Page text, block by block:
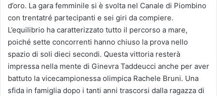
d’oro. La gara femminile si è svolta nel Canale di Piombino
con trentatré partecipanti e sei giri da compiere.
L’equilibrio ha caratterizzato tutto il percorso a mare,
poiché sette concorrenti hanno chiuso la prova nello
spazio di soli dieci secondi. Questa vittoria resterà
impressa nella mente di Ginevra Taddeucci anche per aver
battuto la vicecampionessa olimpica Rachele Bruni. Una
sfida in famiglia dopo i tanti anni trascorsi dalla ragazza di